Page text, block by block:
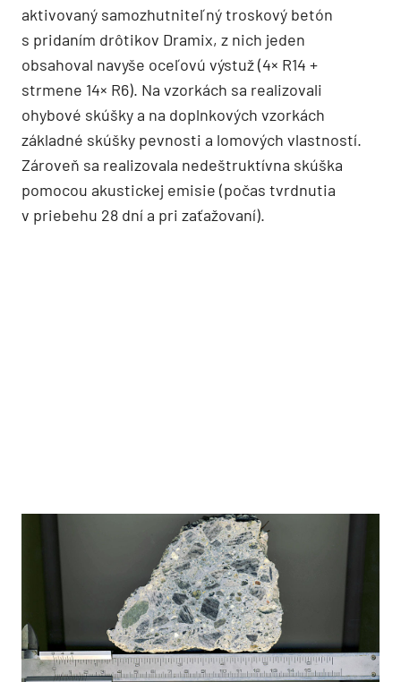
aktivovaný samozhutniteľný troskový betón
s pridaním drôtikov Dramix, z nich jeden
obsahoval navyše oceľovú výstuž (4× R14 +
strmene 14× R6). Na vzorkách sa realizovali
ohybové skúšky a na doplnkových vzorkách
základné skúšky pevnosti a lomových vlastností.
Zároveň sa realizovala nedeštruktívna skúška
pomocou akustickej emisie (počas tvrdnutia
v priebehu 28 dní a pri zaťažovaní).